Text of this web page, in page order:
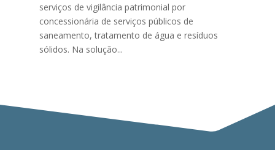
serviços de vigilância patrimonial por
concessionária de serviços públicos de
saneamento, tratamento de água e resíduos
sólidos. Na solução...